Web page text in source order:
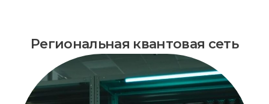
Региональная квантовая сеть